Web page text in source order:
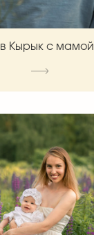
Кырык с мамой